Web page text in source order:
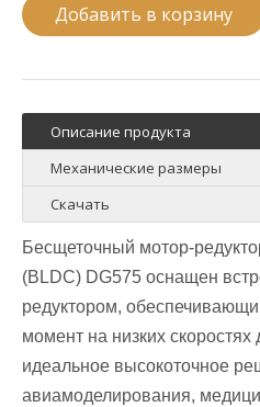
Добавить в корзину
Описание продукта
Механические размеры
Скачать
Бесщеточный мотор-
(BLDC) DG575 оснащен
редуктором,
момент на низких
идеальное высокоточное
авиамоделирования,